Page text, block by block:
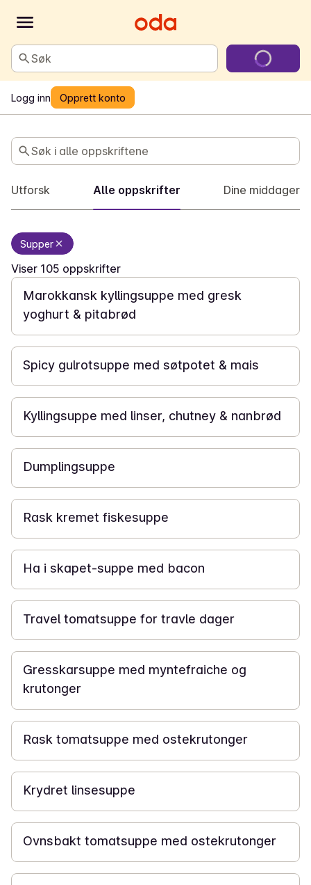
Søk
Logg inn Opprett konto
Middag
Søk i alle oppskriftene
Utforsk Alle oppskrifter Dine middager
Supper
Viser 105 oppskrifter
20 min
Marokkansk kyllingsuppe med gresk
yoghurt & pitabrød
20 min
Spicy gulrotsuppe med søtpotet & mais
20 min
Kyllingsuppe med linser, chutney & nanbrød
20 min
Dumplingsuppe
20 min
Rask kremet fiskesuppe
10 min
Ha i skapet-suppe med bacon
10 min
Travel tomatsuppe for travle dager
30 min
Gresskarsuppe med myntefraiche og
krutonger
15 min
Rask tomatsuppe med ostekrutonger
30 min
Krydret linsesuppe
50 min
Ovnsbakt tomatsuppe med ostekrutonger
20 min